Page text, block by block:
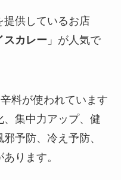
提供しているお店
スカレー 」が人気で
料が使われています
集中力アップ、健
予防、冷え予防、
ります。